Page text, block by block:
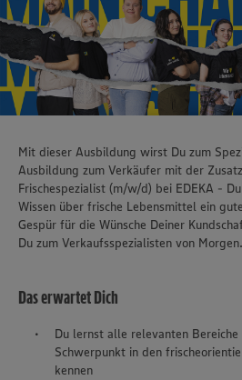
Mit dieser Ausbildung wirst Du zum
Ausbildung zum Verkäufer mit der
Frischespezialist (m/w/d) bei EDEKA -
Wissen über frische Lebensmittel ein
Gespür für die Wünsche Deiner
Du zum Verkaufsspezialisten von Morgen.
Das erwartet Dich
Du lernst alle relevanten
Schwerpunkt in den
kennen